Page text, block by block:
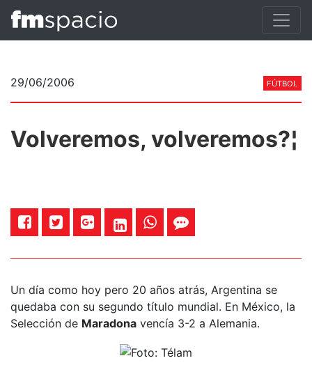
29/06/2006 FÚTBOL
Volveremos, volveremos?¦
Un día como hoy pero 20 años atrás, Argentina se
quedaba con su segundo título mundial. En México, la
Selección de Maradona vencía 3-2 a Alemania.